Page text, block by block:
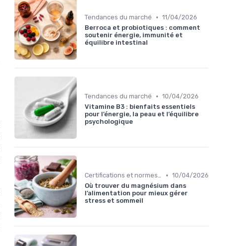
Tendances du marché • 11/04/2026
Berroca et probiotiques : comment
soutenir énergie, immunité et
équilibre intestinal
Tendances du marché • 10/04/2026
Vitamine B3 : bienfaits essentiels
pour l’énergie, la peau et l’équilibre
psychologique
Certifications et normes de qualité • 10/04/2026
Où trouver du magnésium dans
l’alimentation pour mieux gérer
stress et sommeil